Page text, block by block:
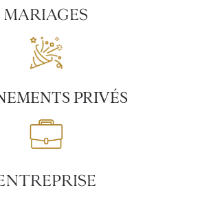
MARIAGES
PRIVÉS